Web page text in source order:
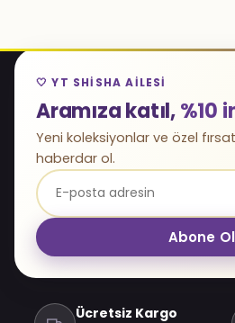
🤍 YT SHISHA AILESI
Aramıza katıl,%10
Yeni koleksiyonlar ve özel
haberdar ol.
Abone Ol
Ücretsiz Kargo